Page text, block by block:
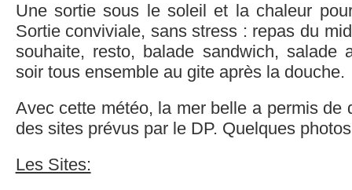
Une sortie sous le soleil et la chaleur
Sortie conviviale, sans stress : repas du
souhaite, resto, balade sandwich, salade
soir tous ensemble au gite après la douche.
Avec cette météo, la mer belle a permis de
des sites prévus par le DP. Quelques
Les Sites: